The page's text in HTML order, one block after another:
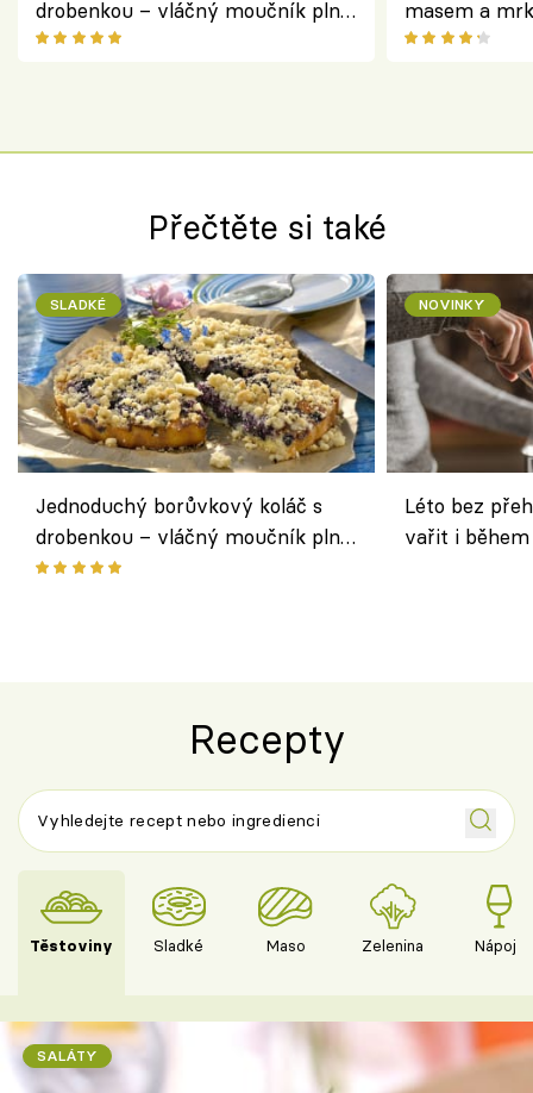
drobenkou – vláčný moučník plný
ovoce
masem a
salátem –
Přečtěte si také
SLADKÉ
Jednoduchý borůvkový koláč s
drobenkou – vláčný moučník plný
ovoce
NOVINKY
Léto bez
vařit i
Recepty
Těstoviny Sladké Maso Zelenina Nápoje
SALÁTY